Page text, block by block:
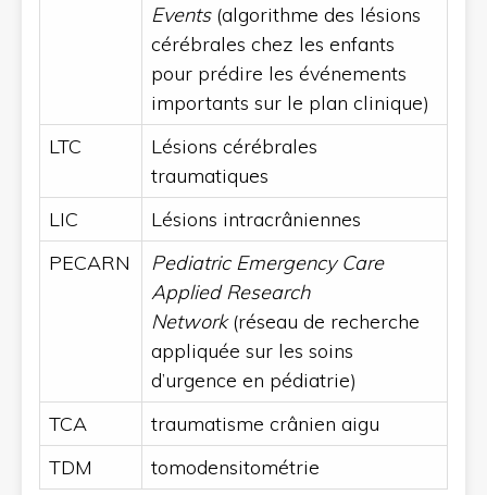
Events(algorithme des lésions
cérébrales chez les enfants
pour prédire les événements
importants sur le plan clinique)
LTC
Lésions cérébrales
traumatiques
LIC
Lésions intracrâniennes
PECARN
Pediatric Emergency Care
Applied Research
Network(réseau de recherche
appliquée sur les soins
d’urgence en pédiatrie)
TCA
traumatisme crânien aigu
TDM
tomodensitométrie